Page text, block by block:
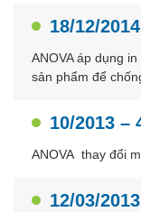
18/12/2014
ANOVA áp dụng
sản phẩm để
10/2013 –
ANOVA thay đổi
12/03/2013